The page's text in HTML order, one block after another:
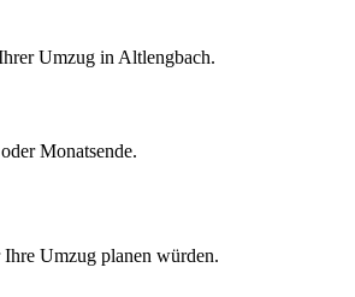
Umzug in Altlengbach.
Monatsende.
Ihre Umzug planen würden.